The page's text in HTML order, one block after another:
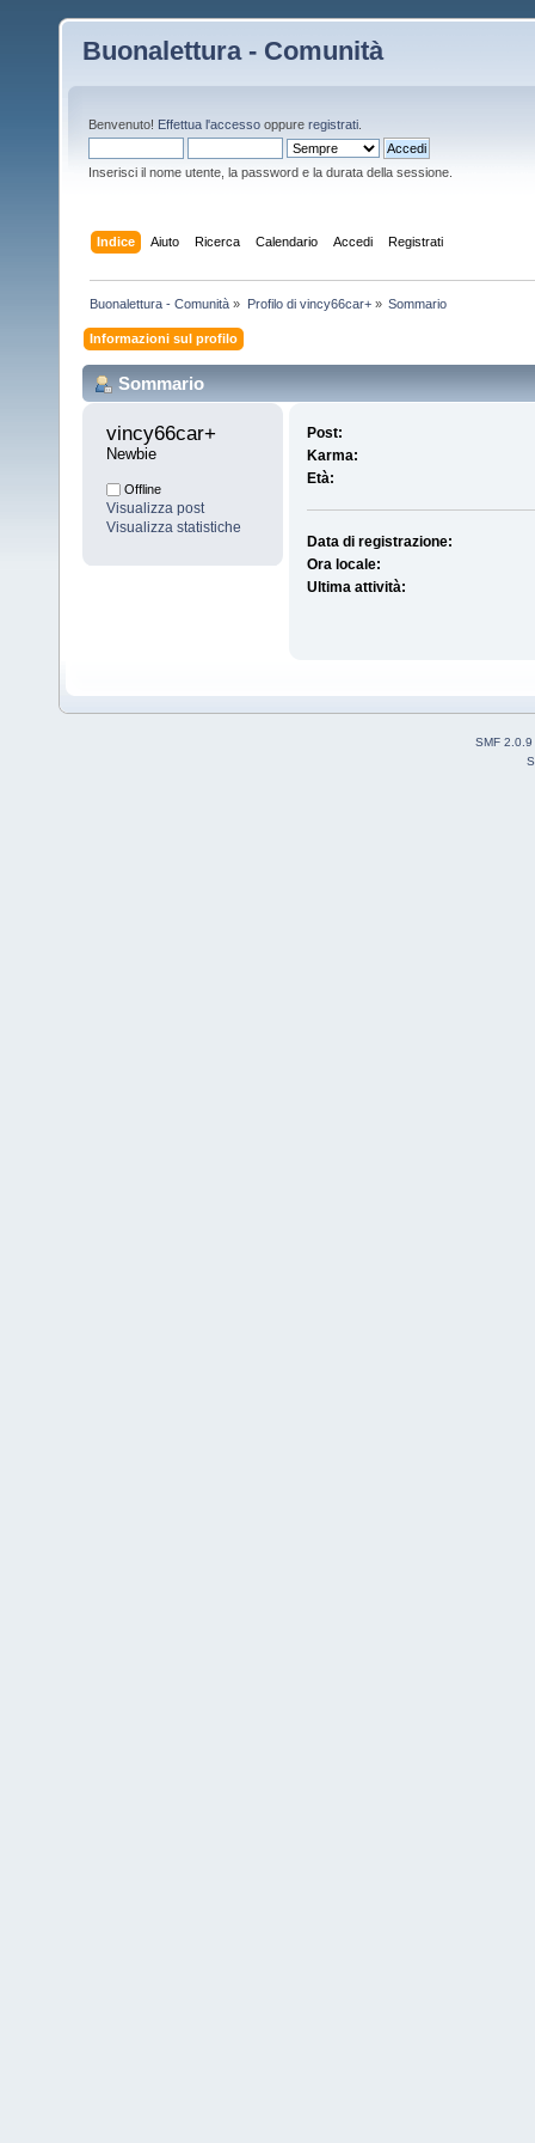
Buonalettura - Comunità
Benvenuto! Effettua l'accesso oppure registrati
Inserisci il nome utente, la password e la durata della sessione.
Indice Aiuto Ricerca Calendario Accedi Registrati
Buonalettura - Comunità » Profilo di vincy66car+» Sommario
Informazioni sul profilo
Sommario
vincy66car+
Newbie
Offline
Visualizza post
Visualizza statistiche
Post:
Karma:
Età:
Data di registrazione:
Ora locale:
Ultima attività:
SMF 2.0.9